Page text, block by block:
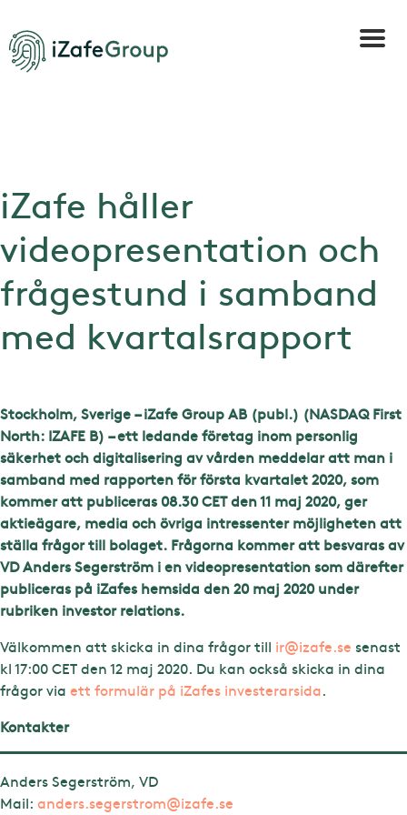
iZafe håller
videopresentation och
frågestund i samband
med kvartalsrapport
Stockholm, Sverige – iZafe Group AB (publ.) (NASDAQ First
North: IZAFE B) – ett ledande företag inom personlig
säkerhet och digitalisering av vården meddelar att man i
samband med rapporten för första kvartalet 2020, som
kommer att publiceras 08.30 CET den 11 maj 2020, ger
aktieägare, media och övriga intressenter möjligheten att
ställa frågor till bolaget. Frågorna kommer att besvaras av
VD Anders Segerström i en videopresentation som därefter
publiceras på iZafes hemsida den 20 maj 2020 under
rubriken investor relations.
Välkommen att skicka in dina frågor till ir@izafe.se senast
kl 17:00 CET den 12 maj 2020. Du kan också skicka in dina
frågor via ett formulär på iZafes investerarsida.
Kontakter
Anders Segerström, VD
Mail: anders.segerstrom@izafe.se